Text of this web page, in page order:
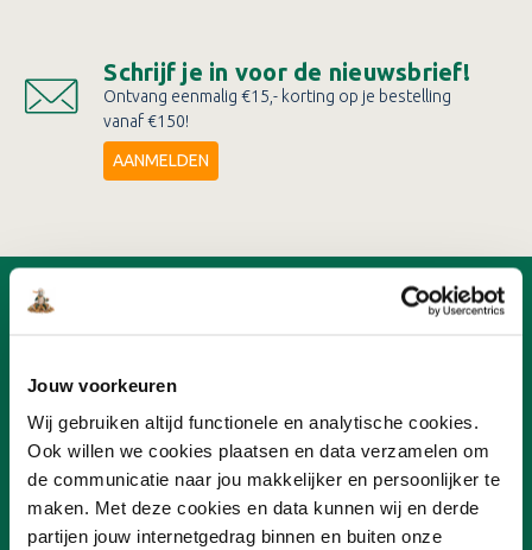
Jouw voorkeuren
Wij gebruiken altijd functionele en analytische cookies.
Ook willen we cookies plaatsen en data verzamelen om
de communicatie naar jou makkelijker en persoonlijker te
maken. Met deze cookies en data kunnen wij en derde
partijen jouw internetgedrag binnen en buiten onze
Schrijf je in voor de nieuwsbrief!
Ontvang eenmalig €15,- korting op je bestelling
vanaf €150!
AANMELDEN
Ons concept
Verf aanbiedingen
KLANTENSERVICE